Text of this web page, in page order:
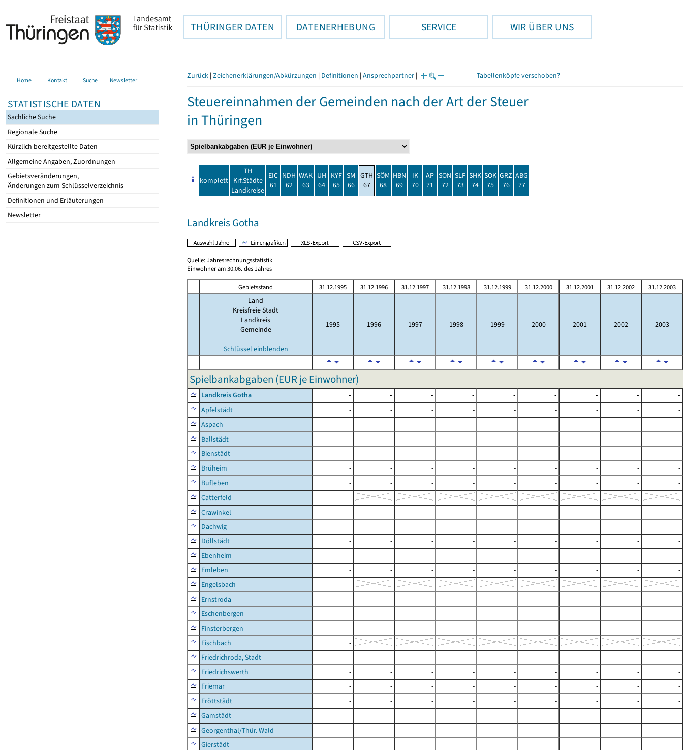
THÜRINGER DATEN DATENERHEBUNG SERVICE WIR ÜBER UNS
Home Kontakt Suche Newsletter
STATISTISCHE DATEN
Sachliche Suche
Regionale Suche
Kürzlich bereitgestellte Daten
Allgemeine Angaben, Zuordnungen
Gebietsveränderungen,
Änderungen zum Schlüsselverzeichnis
Definitionen und Erläuterungen
Newsletter
Zurück | Zeichenerklärungen/Abkürzungen | Definitionen | Ansprechpartner | Tabellenköpfe verschoben?
Steuereinnahmen der Gemeinden nach der Art der Steuer
in Thüringen
komplett
TH
Krf.Städte
Landkreise
EIC
61
NDH
62
WAK
63
UH
64
KYF
65
SM
66
GTH
67
SÖM
68
HBN
69
IK
70
AP
71
SON
72
SLF
73
SHK
74
SOK
75
GRZ
76
ABG
77
Landkreis Gotha
Quelle: Jahresrechnungsstatistik
Einwohner am 30.06. des Jahres
Gebietsstand 31.12.1995 31.12.1996 31.12.1997 31.12.1998 31.12.1999 31.12.2000 31.12.2001 31.12.2002 31.12.2003
Land
Kreisfreie Stadt
Landkreis
Gemeinde
Schlüssel einblenden
1995 1996 1997 1998 1999 2000 2001 2002 2003
Spielbankabgaben (EUR je Einwohner)
Landkreis Gotha - - - - - - - -
-
Apfelstädt
- - - - - - - -
-
Aspach
- - - - - - - -
-
Ballstädt
- - - - - - - -
-
Bienstädt
- - - - - - - -
-
Brüheim
- - - - - - - -
-
Bufleben
- - - - - - - -
-
Catterfeld
-
Crawinkel
- - - - - - - -
-
Dachwig
- - - - - - - -
-
Döllstädt
- - - - - - - -
-
Ebenheim
- - - - - - - -
-
Emleben
- - - - - - - -
-
Engelsbach
-
Ernstroda
- - - - - - - -
-
Eschenbergen
- - - - - - - -
-
Finsterbergen
- - - - - - - -
-
Fischbach
-
Friedrichroda, Stadt
- - - - - - - -
-
Friedrichswerth
- - - - - - - -
-
Friemar
- - - - - - - -
-
Fröttstädt
- - - - - - - -
-
Gamstädt
- - - - - - - -
-
Georgenthal/Thür. Wald
- - - - - - - -
-
Gierstädt
- - - - - - - -
-